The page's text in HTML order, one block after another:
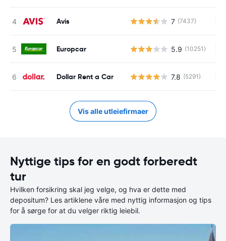
Avis 7 (7437)
Europcar 5.9 (10251)
Dollar Rent a Car 7.8 (5291)
Vis alle utleiefirmaer
Nyttige tips for en godt forberedt
tur
Hvilken forsikring skal jeg velge, og hva er dette med
depositum? Les artiklene våre med nyttig informasjon og tips
for å sørge for at du velger riktig leiebil.